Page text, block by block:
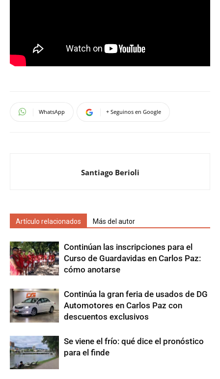
WhatsApp + Seguinos en Google
Santiago Berioli
Artículo relacionados Más del autor
Continúan las inscripciones para el
Curso de Guardavidas en Carlos Paz:
cómo anotarse
Continúa la gran feria de usados de DG
Automotores en Carlos Paz con
descuentos exclusivos
Se viene el frío: qué dice el pronóstico
para el finde